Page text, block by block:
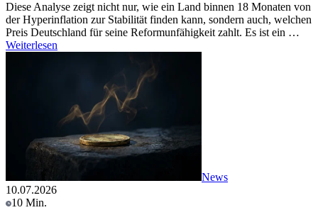
Diese Analyse zeigt nicht nur, wie ein Land binnen 18 Monaten von
der Hyperinflation zur Stabilität finden kann, sondern auch, welchen
Preis Deutschland für seine Reformunfähigkeit zahlt. Es ist ein …
Weiterlesen
News
10.07.2026
10 Min.